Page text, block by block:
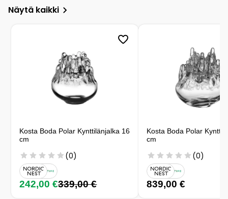
Näytä kaikki
Kosta Boda Polar Kynttilänjalka 16
cm
(0)
242,00 €339,00 €
Kosta Boda Polar
cm
(0)
839,00 €